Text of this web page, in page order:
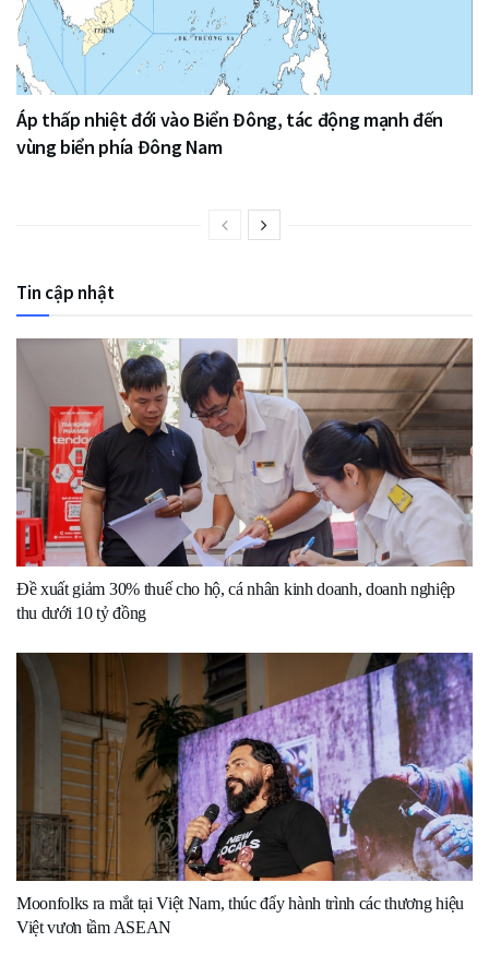
Áp thấp nhiệt đới vào Biển Đông, tác động mạnh đến
vùng biển phía Đông Nam
Tin cập nhật
Đề xuất giảm 30% thuế cho hộ, cá nhân kinh doanh, doanh nghiệp
thu dưới 10 tỷ đồng
Moonfolks ra mắt tại Việt Nam, thúc đẩy hành trình các thương hiệu
Việt vươn tầm ASEAN